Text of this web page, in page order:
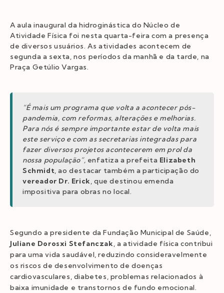
A aula inaugural da hidroginástica do Núcleo de
Atividade Física foi nesta quarta-feira com a presença
de diversos usuários. As atividades acontecem de
segunda a sexta, nos períodos da manhã e da tarde, na
Praça Getúlio Vargas.
“É mais um programa que volta a acontecer pós-
pandemia, com reformas, alterações e melhorias.
Para nós é sempre importante estar de volta mais
este serviço e com as secretarias integradas para
fazer diversos projetos acontecerem em prol da
nossa população”, enfatiza a prefeita Elizabeth
Schmidt, ao destacar também a participação do
vereador Dr. Erick, que destinou emenda
impositiva para obras no local.
Segundo a presidente da Fundação Municipal de Saúde,
Juliane Dorosxi Stefanczak, a atividade física contribui
para uma vida saudável, reduzindo consideravelmente
os riscos de desenvolvimento de doenças
cardiovasculares, diabetes, problemas relacionados à
baixa imunidade e transtornos de fundo emocional.